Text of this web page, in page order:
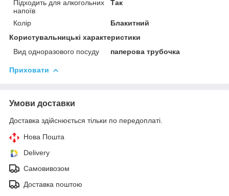
Підходить для алкогольних
напоїв
Так
Колір
Блакитний
Користувальницькі характеристики
Вид одноразового посуду
паперова трубочка
Приховати
Умови доставки
Доставка здійснюється тільки по передоплаті.
Нова Пошта
Delivery
Самовивозом
Доставка поштою